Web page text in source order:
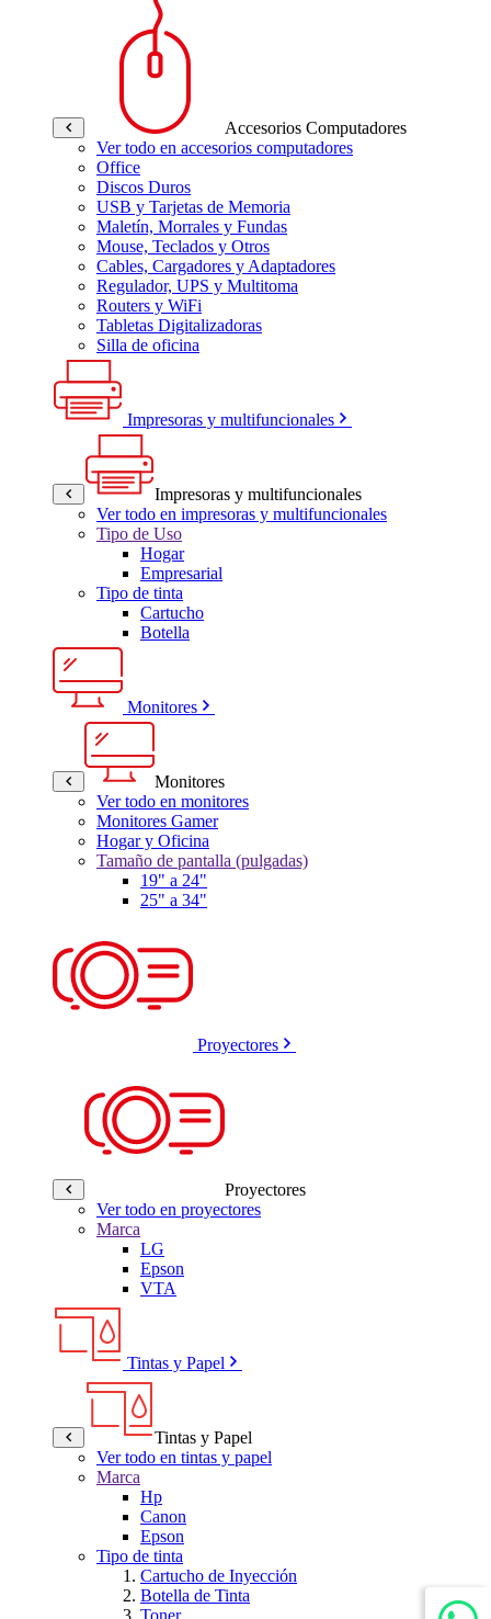
Accesorios Computadores
Ver todo en accesorios computadores
Office
Discos Duros
USB y Tarjetas de Memoria
Maletín, Morrales y Fundas
Mouse, Teclados y Otros
Cables, Cargadores y Adaptadores
Regulador, UPS y Multitoma
Routers y WiFi
Tabletas Digitalizadoras
Silla de oficina
Impresoras y multifuncionales
Impresoras y multifuncionales
Ver todo en impresoras y multifuncionales
Tipo de Uso
Hogar
Empresarial
Tipo de tinta
Cartucho
Botella
Monitores
Monitores
Ver todo en monitores
Monitores Gamer
Hogar y Oficina
Tamaño de pantalla (pulgadas)
19" a 24"
25" a 34"
Proyectores
Proyectores
Ver todo en proyectores
Marca
LG
Epson
VTA
Tintas y Papel
Tintas y Papel
Ver todo en tintas y papel
Marca
Hp
Canon
Epson
Tipo de tinta
Cartucho de Inyección
Botella de Tinta
Toner